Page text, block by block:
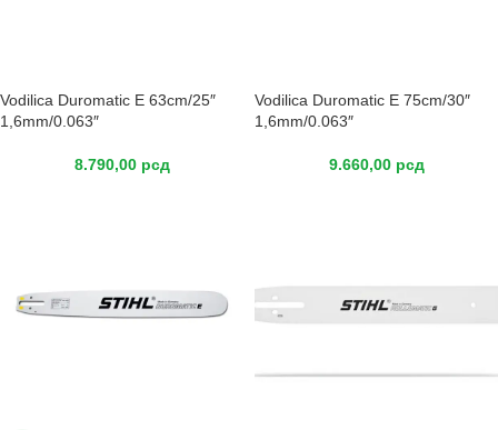
Vodilica Duromatic E 63cm/25″
1,6mm/0.063″
8.790,00 рсд
Vodilica Duromatic E 75cm/30″
1,6mm/0.063″
9.660,00 рсд